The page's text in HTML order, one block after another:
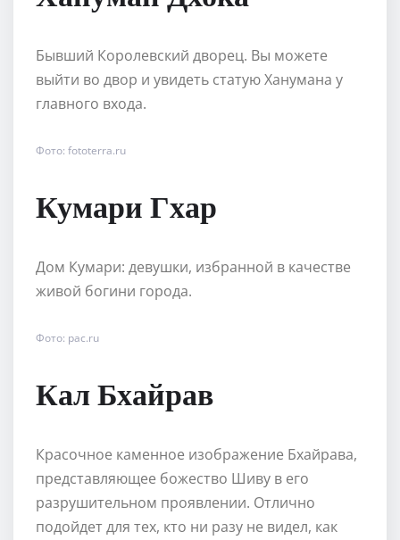
Бывший Королевский дворец. Вы можете
выйти во двор и увидеть статую Ханумана у
главного входа.
Фото: fototerra.ru
Кумари Гхар
Дом Кумари: девушки, избранной в качестве
живой богини города.
Фото: pac.ru
Кал Бхайрав
Красочное каменное изображение Бхайрава,
представляющее божество Шиву в его
разрушительном проявлении. Отлично
подойдет для тех, кто ни разу не видел, как